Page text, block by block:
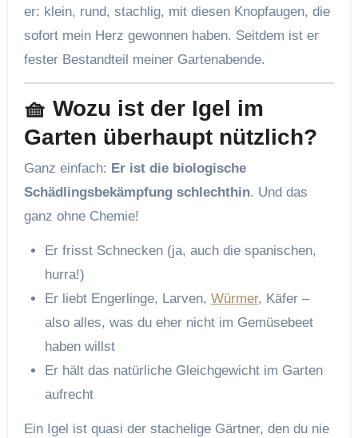
er: klein, rund, stachlig, mit diesen Knopfaugen, die
sofort mein Herz gewonnen haben. Seitdem ist er
fester Bestandteil meiner Gartenabende.
🧺 Wozu ist der Igel im
Garten überhaupt nützlich?
Ganz einfach: Er ist die biologische
Schädlingsbekämpfung schlechthin. Und das
ganz ohne Chemie!
Er frisst Schnecken (ja, auch die spanischen,
hurra!)
Er liebt Engerlinge, Larven, Würmer, Käfer –
also alles, was du eher nicht im Gemüsebeet
haben willst
Er hält das natürliche Gleichgewicht im Garten
aufrecht
Ein Igel ist quasi der stachelige Gärtner, den du nie